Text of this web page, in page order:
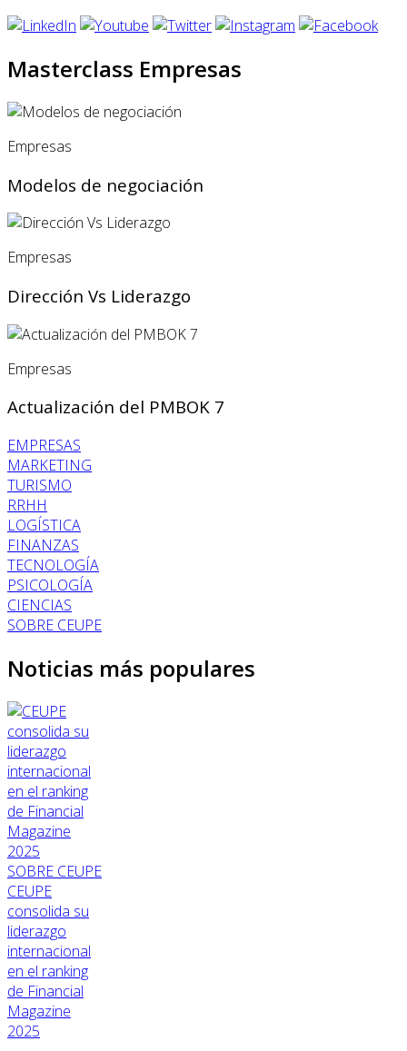
Masterclass Empresas
Empresas
Modelos de negociación
Empresas
Dirección Vs Liderazgo
Empresas
Actualización del PMBOK 7
EMPRESAS
MARKETING
TURISMO
RRHH
LOGÍSTICA
FINANZAS
TECNOLOGÍA
PSICOLOGÍA
CIENCIAS
SOBRE CEUPE
Noticias más populares
SOBRE CEUPE
CEUPE
consolida su
liderazgo
internacional
en el ranking
de Financial
Magazine
2025